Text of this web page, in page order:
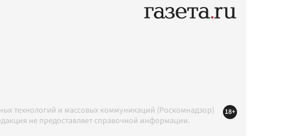
технологий и массовых коммуникаций (Роскомнадзор)
не предоставляет справочной информации.
18+